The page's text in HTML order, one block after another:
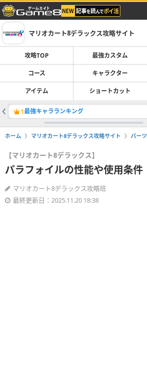
マリオカート8デラックス攻略サイト
攻略TOP 最強カスタム
コース キャラクター
アイテム ショートカット
1最強キャラランキング
ホーム マリオカート8デラックス攻略サイト パーツ
【マリオカート8デラックス】
パラフォイルの性能や使用条件
マリオカート8デラックス攻略班
最終更新日：2025.11.20 18:38